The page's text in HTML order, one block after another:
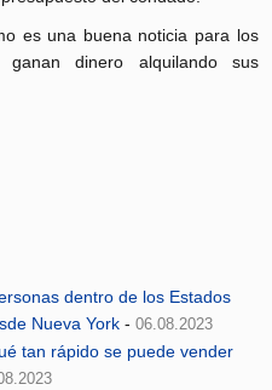
es una buena noticia para los
dinero alquilando sus
dentro de los Estados
Nueva York -06.08.2023
tan rápido se puede vender